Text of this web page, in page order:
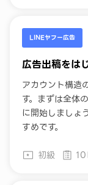
LINEヤフー広告
広告出稿をは
アカウント構造
す。まずは全体
に開始しましょ
すめです。
初級